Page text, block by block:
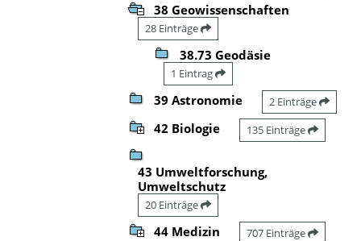
38 Geowissenschaften
28 Einträge
38.73 Geodäsie
1 Eintrag
39 Astronomie 2 Einträge
42 Biologie 135 Einträge
43 Umweltforschung,
Umweltschutz
20 Einträge
44 Medizin 707 Einträge